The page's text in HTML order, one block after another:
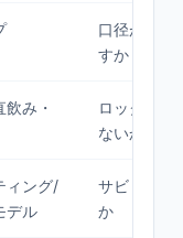
口径が製氷
すか
み・
ロック付き
ないか
ィング/
デル
サビ・劣化
か